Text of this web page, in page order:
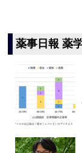
薬事日報 薬